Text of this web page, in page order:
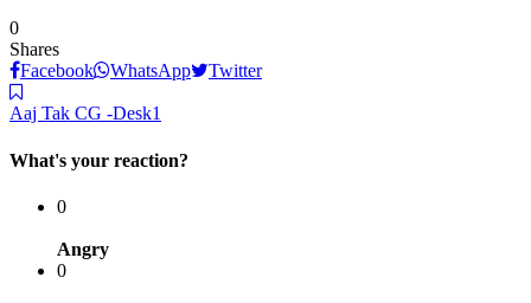
0
Shares
Facebook
WhatsApp Twitter
Aaj Tak CG -Desk1
What's your reaction?
0
Angry
0